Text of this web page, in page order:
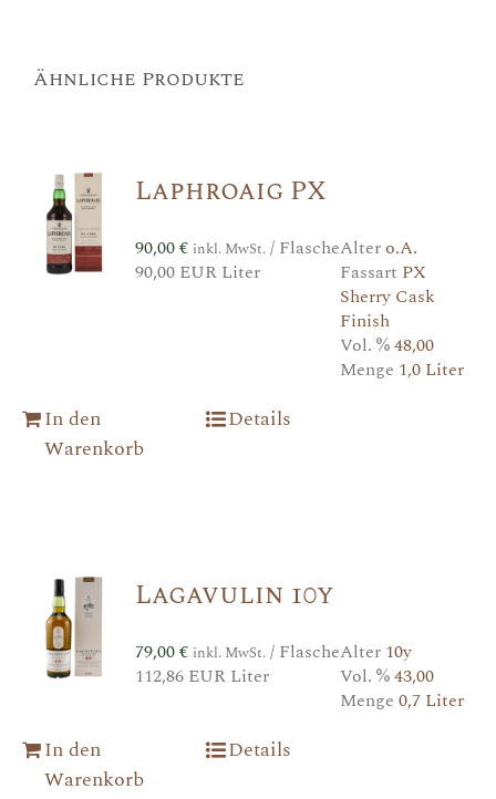
Ähnliche Produkte
Laphroaig PX
90,00€ inkl. MwSt./ Flasche
90,00 EUR Liter
Altero.A.
Fassart PX
Sherry Cask
Finish
Vol. %48,00
Menge 1,0 Liter
In den
Warenkorb
Details
Lagavulin 10y
79,00€ inkl. MwSt./ Flasche
112,86 EUR Liter
Alter 10y
Vol. %43,00
Menge 0,7 Liter
In den
Warenkorb
Details